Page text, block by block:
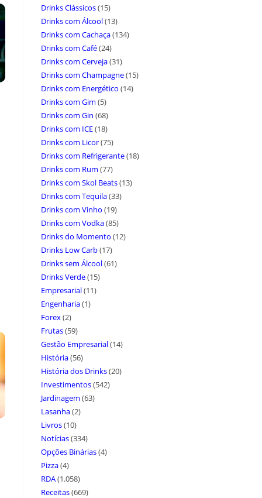
Drinks Clássicos(15)
Drinks com Álcool(13)
Drinks com Cachaça(134)
Drinks com Café(24)
Drinks com Cerveja(31)
Drinks com Champagne(15)
Drinks com Energético (14)
Drinks com Gim (5)
Drinks com Gin (68)
Drinks com ICE(18)
Drinks com Licor(75)
Drinks com Refrigerante(18)
Drinks com Rum (77)
Drinks com Skol Beats(13)
Drinks com Tequila(33)
Drinks com Vinho (19)
Drinks com Vodka(85)
Drinks do Momento (12)
Drinks Low Carb(17)
Drinks sem Álcool(61)
Drinks Verde(15)
Empresarial(11)
Engenharia(1)
Forex(2)
Frutas(59)
Gestão Empresarial(14)
História(56)
História dos Drinks(20)
Investimentos(542)
Jardinagem (63)
Lasanha(2)
Livros(10)
Notícias(334)
Opções Binárias(4)
Pizza(4)
RDA(1.058)
Receitas(669)